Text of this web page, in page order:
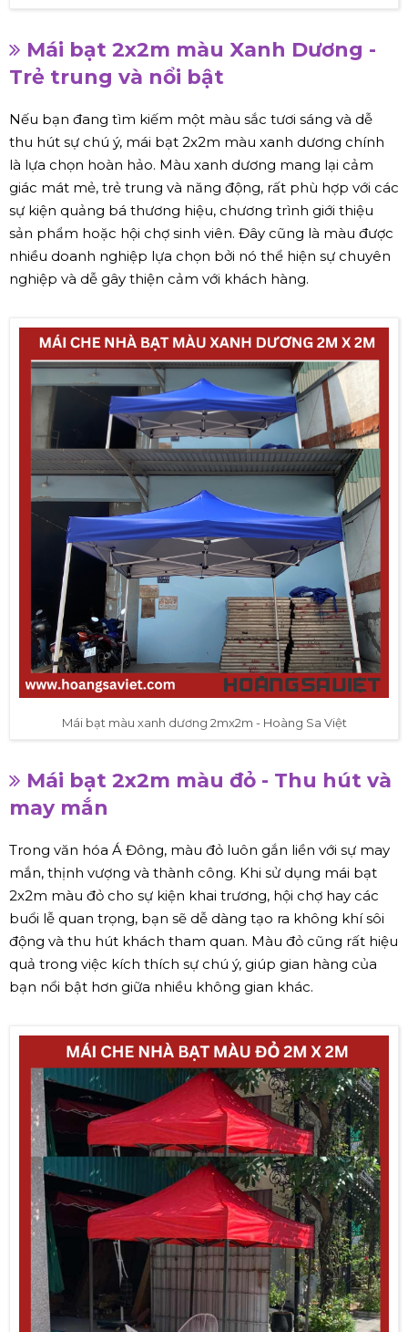
Mái bạt 2x2m màu Xanh Dương -
Trẻ trung và nổi bật
Nếu bạn đang tìm kiếm một màu sắc tươi sáng và dễ
thu hút sự chú ý, mái bạt 2x2m màu xanh dương chính
là lựa chọn hoàn hảo. Màu xanh dương mang lại cảm
giác mát mẻ, trẻ trung và năng động, rất phù hợp với các
sự kiện quảng bá thương hiệu, chương trình giới thiệu
sản phẩm hoặc hội chợ sinh viên. Đây cũng là màu được
nhiều doanh nghiệp lựa chọn bởi nó thể hiện sự chuyên
nghiệp và dễ gây thiện cảm với khách hàng.
Mái bạt màu xanh dương 2mx2m - Hoàng Sa Việt
Mái bạt 2x2m màu đỏ - Thu hút và
may mắn
Trong văn hóa Á Đông, màu đỏ luôn gắn liền với sự may
mắn, thịnh vượng và thành công. Khi sử dụng mái bạt
2x2m màu đỏ cho sự kiện khai trương, hội chợ hay các
buổi lễ quan trọng, bạn sẽ dễ dàng tạo ra không khí sôi
động và thu hút khách tham quan. Màu đỏ cũng rất hiệu
quả trong việc kích thích sự chú ý, giúp gian hàng của
bạn nổi bật hơn giữa nhiều không gian khác.